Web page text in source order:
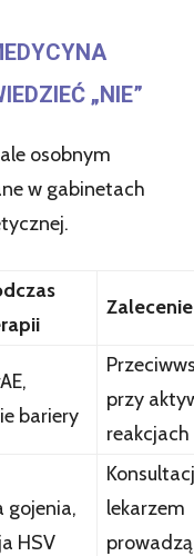
„NIE”
osobnym
w gabinetach
Zalecenie
bariery
przy
reakcjach
gojenia,
HSV
lekarzem